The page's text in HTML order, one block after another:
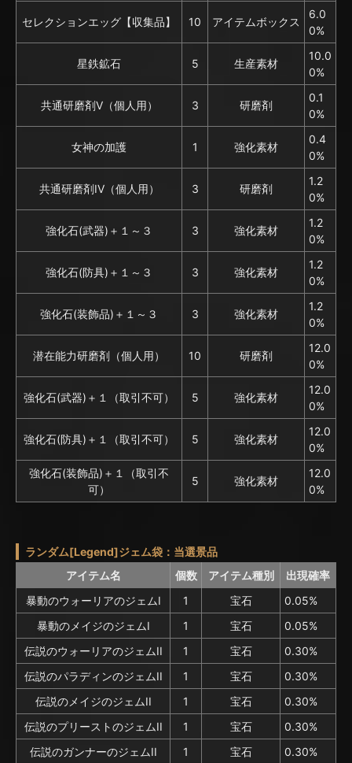
セレクションエッグ【収集品】 10 アイテムボックス
6.0
0%
星鉄鉱石 5 生産素材
10.0
0%
共通研磨剤V（個人用） 3 研磨剤
0.1
0%
女神の加護 1 強化素材
0.4
0%
共通研磨剤IV（個人用） 3 研磨剤
1.2
0%
強化石(武器)＋１～３ 3 強化素材
1.2
0%
強化石(防具)＋１～３ 3 強化素材
1.2
0%
強化石(装飾品)＋１～３ 3 強化素材
1.2
0%
潜在能力研磨剤（個人用） 10 研磨剤
12.0
0%
強化石(武器)＋１（取引不可） 5 強化素材
12.0
0%
強化石(防具)＋１（取引不可） 5 強化素材
12.0
0%
強化石(装飾品)＋１（取引不
可）
5 強化素材
12.0
0%
ランダム[Legend]ジェム袋：当選景品
アイテム名
個数 アイテム種別
出現確率
暴動のウォーリアのジェムI
1 宝石
0.05%
暴動のメイジのジェムI
1 宝石
0.05%
伝説のウォーリアのジェムII
1 宝石
0.30%
伝説のパラディンのジェムII
1 宝石
0.30%
伝説のメイジのジェムII
1 宝石
0.30%
伝説のプリーストのジェムII
1 宝石
0.30%
伝説のガンナーのジェムII
1 宝石
0.30%